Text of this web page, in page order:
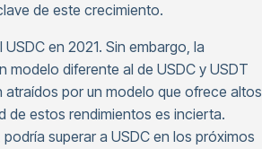
de este crecimiento.
en 2021. Sin embargo, la
diferente al de USDC y USDT
por un modelo que ofrece altos
de estos rendimientos es incierta.
superar a USDC en los próximos